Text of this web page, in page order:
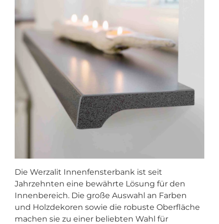
Die Werzalit Innenfensterbank ist seit
Jahrzehnten eine bewährte Lösung für den
Innenbereich. Die große Auswahl an Farben
und Holzdekoren sowie die robuste Oberfläche
machen sie zu einer beliebten Wahl für